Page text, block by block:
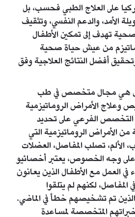
على العلاج الطبي فحسب، بل
الأمد، والدعم النفسي، وتثقيف
تهدف إلى تمكين الأطفال
من عيش حياة صحية
أفضل النتائج العلاجية وفق
هي مجال متخصص في طب
الأمراض الروماتيزمية
التخصص الفرعي على تحديد
الأمراض الروماتيزمية التي
الألم، تصلب المفاصل، العضلات
على وجه الخصوص، يعتبر أخصائيو
في العمل مع الأطفال الذين يعانون
لكنهم لم يتلقوا
تم تشخيصهم خطأ في الماضي.
المتخصصة لمساعدة